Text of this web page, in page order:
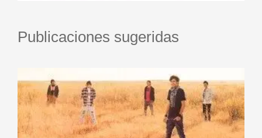
Publicaciones sugeridas